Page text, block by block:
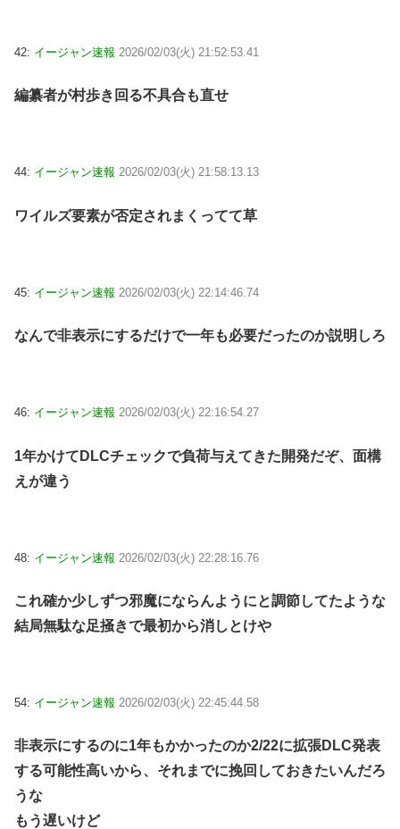
42: イージャン速報 2026/02/03(火) 21:52:53.41
編纂者が村歩き回る不具合も直せ
44: イージャン速報 2026/02/03(火) 21:58:13.13
ワイルズ要素が否定されまくってて草
45: イージャン速報 2026/02/03(火) 22:14:46.74
なんで非表示にするだけで一年も必要だったのか説明しろ
46: イージャン速報 2026/02/03(火) 22:16:54.27
1年かけてDLCチェックで負荷与えてきた開発だぞ、面構
えが違う
48: イージャン速報 2026/02/03(火) 22:28:16.76
これ確か少しずつ邪魔にならんようにと調節してたような
結局無駄な足掻きで最初から消しとけや
54: イージャン速報 2026/02/03(火) 22:45:44.58
非表示にするのに1年もかかったのか2/22に拡張DLC発表
する可能性高いから、それまでに挽回しておきたいんだろ
うな
もう遅いけど